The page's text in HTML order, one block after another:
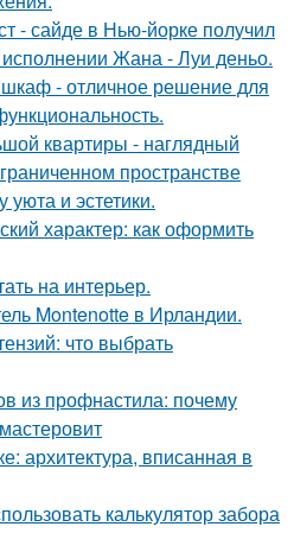
- сайде в Нью-йорке получил
Жана - Луи деньо.
- отличное решение для
квартиры - наглядный
пространстве
и эстетики.
характер: как оформить
на интерьер.
Montenotte в Ирландии.
что выбрать
из профнастила: почему
архитектура, вписанная в
калькулятор забора